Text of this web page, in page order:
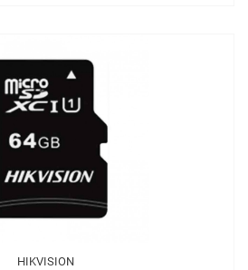
HIKVISION